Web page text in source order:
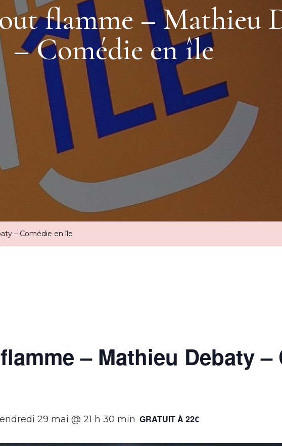
flamme – Mathieu
– Comédie en île
– Comédie en île
– Mathieu Debaty –
29 mai @ 21 h 30 min GRATUIT À 22€